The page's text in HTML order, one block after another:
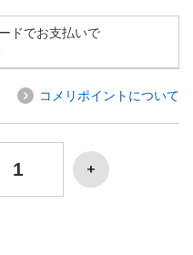
ドでお支払いで
コメリポイントについて